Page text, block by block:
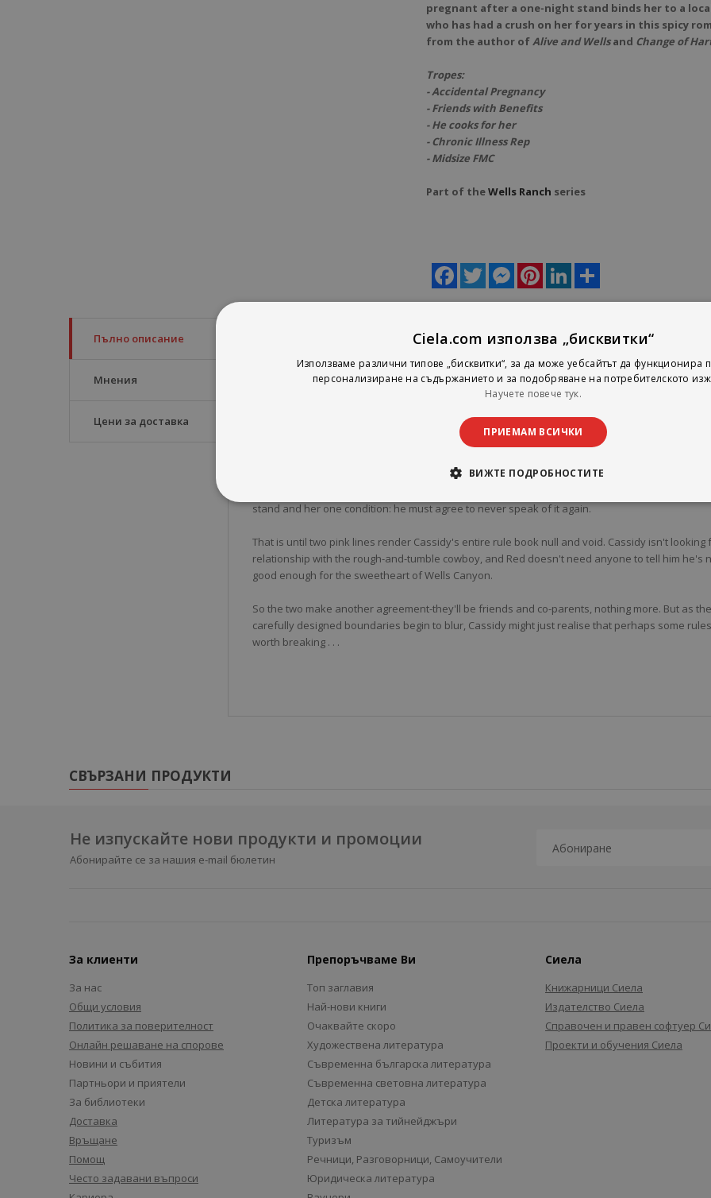
pregnant after a one-night stand binds her to a
who has had a crush on her for years in this spicy
from the author ofAlive and Wellsand Change of
Tropes:
- Accidental Pregnancy
- Friends with Benefits
- He cooks for her
- Chronic Illness Rep
- Midsize FMC
Part of theWells Ranch series
Facebook
Twitter MessengerPinterestLinkedIn
Пълно описание
Мнения
Цени за доставка
has strict rules to uphold her good-girl reputation: she doesn't date the Wells
ex-boyfriend-and a few too many drinks-she's ready to buck those rules and allow herself one
Chase "Red" Thompsonhas never met a rule he didn't love
stand and her one condition: he must agree to never speak of it again.
That is until two pink lines render Cassidy's entire rule book null and void. Cassidy isn't looking
relationship with the rough-and-tumble cowboy, and Red doesn't need anyone to tell him he's
good enough for the sweetheart of Wells Canyon.
So the two make another agreement-they'll be friends and co-parents, nothing more. But as
carefully designed boundaries begin to blur, Cassidy might just realise that perhaps some
worth breaking . . .
СВЪРЗАНИ ПРОДУКТИ
Не изпускайте нови продукти и промоции
Абонирайте се за нашия e-mail бюлетин
За клиенти
За нас
Общи условия
Политика за поверителност
Онлайн решаване на спорове
Новини и събития
Партньори и приятели
За библиотеки
Доставка
Връщане
Помощ
Често задавани въпроси
Препоръчваме Ви
Топ заглавия
Най-нови книги
Очаквайте скоро
Художествена литература
Съвременна българска литература
Съвременна световна литература
Детска литература
Литература за тийнейджъри
Туризъм
Речници, Разговорници, Самоучители
Юридическа литература
Сиела
Книжарници Сиела
Издателство Сиела
Справочен и правен софтуер
Проекти и обучения Сиела
Ciela.com използва „бисквитки“
Използваме различни типове „бисквитки“, за да може уебсайтът да функционира
персонализиране на съдържанието и за подобряване на потребителското
Научете повече тук.
ПРИЕМАМ ВСИЧКИ
ВИЖТЕ ПОДРОБНОСТИТЕ